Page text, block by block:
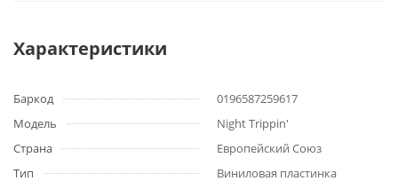
Характеристики
Баркод
0196587259617
Модель
Night Trippin'
Страна
Европейский Союз
Тип
Виниловая пластинка